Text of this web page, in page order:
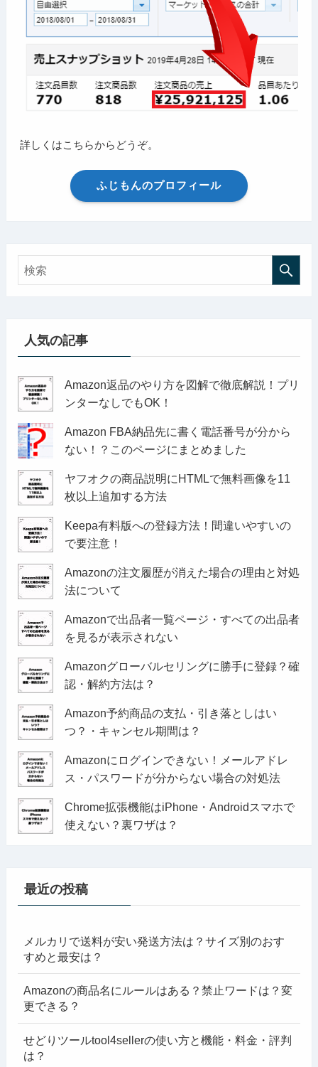
詳しくはこちらからどうぞ。
ふじもんのプロフィール
人気の記事
Amazon返品のやり方を図解で徹底解説！プリ
ンターなしでもOK！
Amazon FBA納品先に書く電話番号が分から
ない！？このページにまとめました
ヤフオクの商品説明にHTMLで無料画像を11
枚以上追加する方法
Keepa有料版への登録方法！間違いやすいの
で要注意！
Amazonの注文履歴が消えた場合の理由と対処
法について
Amazonで出品者一覧ページ・すべての出品者
を見るが表示されない
Amazonグローバルセリングに勝手に登録？確
認・解約方法は？
Amazon予約商品の支払・引き落としはい
つ？・キャンセル期間は？
Amazonにログインできない！メールアドレ
ス・パスワードが分からない場合の対処法
Chrome拡張機能はiPhone・Androidスマホで
使えない？裏ワザは？
最近の投稿
メルカリで送料が安い発送方法は？サイズ別のおす
すめと最安は？
Amazonの商品名にルールはある？禁止ワードは？変
更できる？
せどりツールtool4sellerの使い方と機能・料金・評判
は？